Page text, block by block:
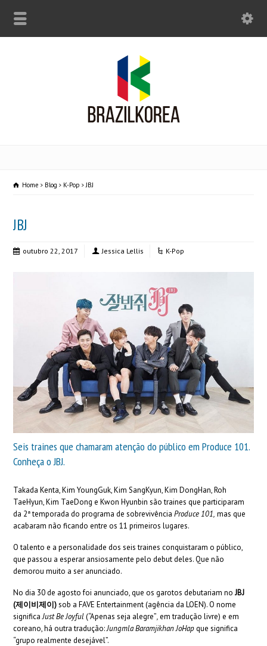
Home Blog K-Pop JBJ
JBJ
outubro 22, 2017 Jessica Lellis K-Pop
Seis traines que chamaram atenção do público em Produce 101.
Conheça o JBJ.
Takada Kenta, Kim YoungGuk, Kim SangKyun, Kim DongHan, Roh
TaeHyun, Kim TaeDong e Kwon Hyunbin são traines que participaram
da 2ª temporada do programa de sobrevivênciaProduce 101, mas que
acabaram não ficando entre os 11 primeiros lugares.
O talento e a personalidade dos seis traines conquistaram o público,
que passou a esperar ansiosamente pelo debut deles. Que não
demorou muito a ser anunciado.
No dia 30 de agosto foi anunciado, que os garotos debutariam noJBJ
(제이비제이)sob a FAVE Entertainment (agência da LOEN). O nome
significaJust Be Joyful(“Apenas seja alegre”,em tradução livre) e em
coreano, há outra tradução:Jungmla Baramjikhan JoHapque significa
“grupo realmente desejável”.